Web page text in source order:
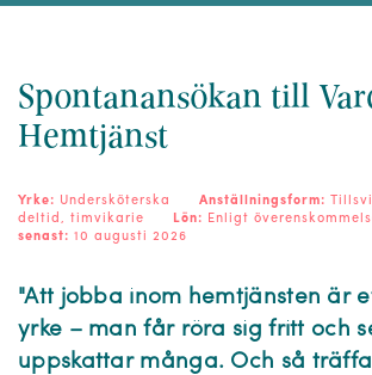
Spontanansökan till
Hemtjänst
Yrke: Undersköterska Anställningsform:
deltid, timvikarie
Lön: Enligt
senast: 10 augusti 2026
"Att jobba inom hemtjänsten är
yrke – man får röra sig fritt och
uppskattar många. Och så